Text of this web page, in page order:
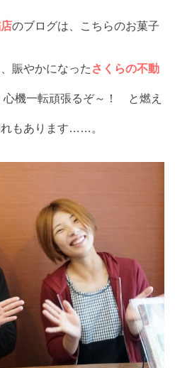
のブログは、こちらのお菓子
賑やかになった さくらの不動
心機一転頑張るぞ～！ と燃え
もあります……。